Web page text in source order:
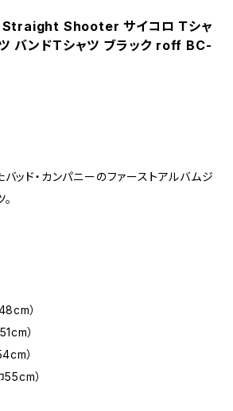
Shooter サイコロ Ｔシャ
バンドTシャツ ブラック roff BC-
ッド・カンパニーのファーストアルバムジ
）
）
）
55cm）